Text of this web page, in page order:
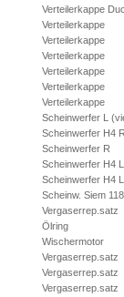
Verteilerkappe
Verteilerkappe
Verteilerkappe
Verteilerkappe
Verteilerkappe
Verteilerkappe
Verteilerkappe
Scheinwerfer L
Scheinwerfer H4
Scheinwerfer R
Scheinwerfer H4
Scheinwerfer H4
Scheinw. Siem
Vergaserrep.satz
Ölring
Wischermotor
Vergaserrep.satz
Vergaserrep.satz
Vergaserrep.satz